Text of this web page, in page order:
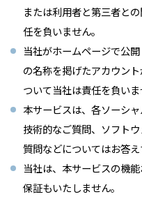
または利用者と第三者と
任を負いません。
当社がホームページで公
の名称を掲げたアカウン
ついて当社は責任を負いま
本サービスは、各ソーシ
技術的なご質問、ソフト
質問などについてはお答え
当社は、本サービスの機
保証もいたしません。